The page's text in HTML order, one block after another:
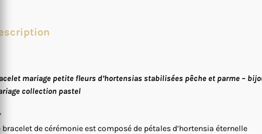
mariage petite fleurs d’hortensias stabilisées pêche et parme –
collection pastel
bracelet de cérémonie est composé de pétales d’hortensia éternelle